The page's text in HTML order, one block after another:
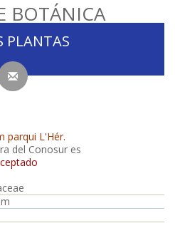
BOTÁNICA
PLANTAS
parqui L'Hér.
del Conosur es